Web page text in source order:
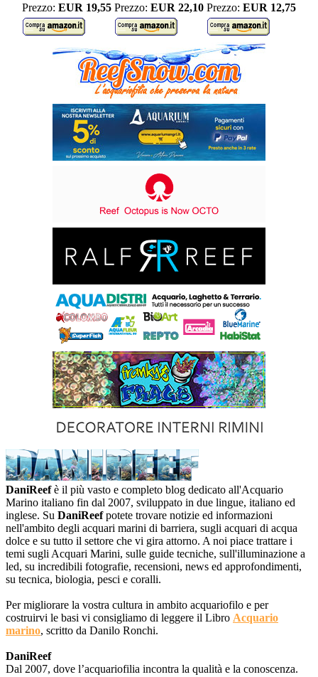
Prezzo: EUR 19,55 Prezzo: EUR 22,10 Prezzo: EUR 12,75
DaniReefè il più vasto e completo blog dedicato all'Acquario
Marino italiano fin dal 2007, sviluppato in due lingue, italiano ed
inglese. Su DaniReefpotete trovare notizie ed informazioni
nell'ambito degli acquari marini di barriera, sugli acquari di acqua
dolce e su tutto il settore che vi gira attorno. A noi piace trattare i
temi sugli Acquari Marini, sulle guide tecniche, sull'illuminazione a
led, su incredibili fotografie, recensioni, news ed approfondimenti,
su tecnica, biologia, pesci e coralli.
Per migliorare la vostra cultura in ambito acquariofilo e per
costruirvi le basi vi consigliamo di leggere il Libro Acquario
marino, scritto da Danilo Ronchi.
DaniReef
Dal 2007, dove l’acquariofilia incontra la qualità e la conoscenza.